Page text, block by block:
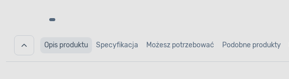
Opis produktu Specyfikacja Możesz potrzebować Podobne produkty